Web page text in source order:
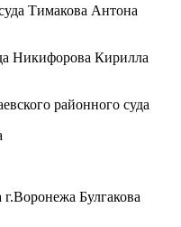
Тимакова Антона
Никифорова Кирилла
районного суда
Булгакова